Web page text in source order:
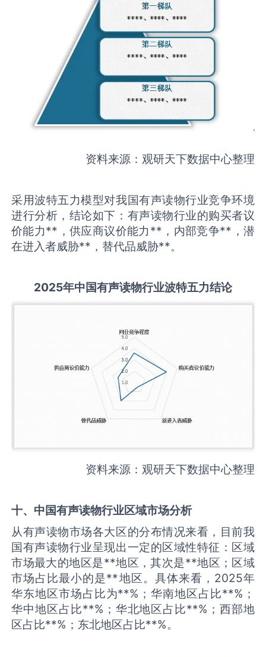
资料来源：观研天下数据中心整理
采用波特五力模型对我国有声读物行业竞争环境
进行分析，结论如下：有声读物行业的购买者议
价能力**，供应商议价能力**，内部竞争**，潜
在进入者威胁**，替代品威胁**。
2025年中国有声读物行业波特五力结论
资料来源：观研天下数据中心整理
十、中国有声读物行业区域市场分析
从有声读物市场各大区的分布情况来看，目前我
国有声读物行业呈现出一定的区域性特征：区域
市场最大的地区是**地区，其次是**地区；区域
市场占比最小的是**地区。具体来看，2025年
华东地区市场占比为**%；华南地区占比**%；
华中地区占比**%；华北地区占比**%；西部地
区占比**%；东北地区占比**%。